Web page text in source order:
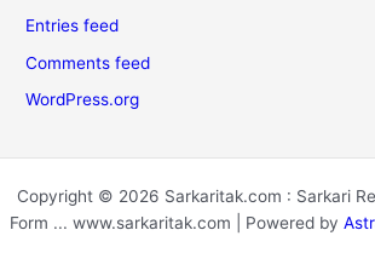
Entries feed
Comments feed
WordPress.org
Copyright © 2026 Sarkaritak.com : Sarkari
Form ... www.sarkaritak.com | Powered by